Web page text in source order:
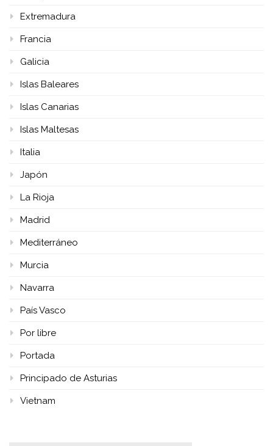
Extremadura
Francia
Galicia
Islas Baleares
Islas Canarias
Islas Maltesas
Italia
Japón
La Rioja
Madrid
Mediterráneo
Murcia
Navarra
País Vasco
Por libre
Portada
Principado de Asturias
Vietnam